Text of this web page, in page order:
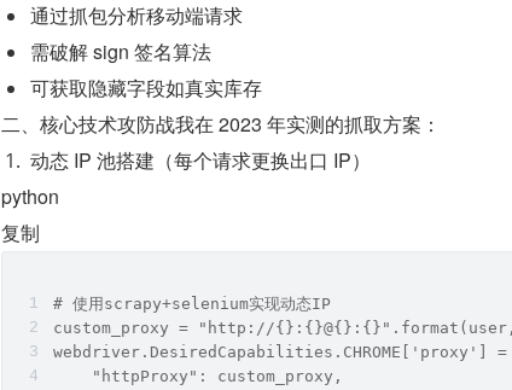
通过抓包分析移动端请求
需破解 sign 签名算法
可获取隐藏字段如真实库存
二、核心技术攻防战我在 2023 年实测的抓取方案：
动态 IP 池搭建（每个请求更换出口 IP）
python
复制
# 使用scrapy+selenium实现动态IP
custom_proxy = "http://
webdriver.DesiredCapabilities.CHROME['proxy']
    "httpProxy": custom_proxy,